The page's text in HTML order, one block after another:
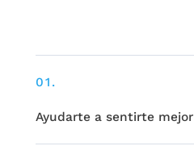
01.
Ayudarte a sentirte mejor